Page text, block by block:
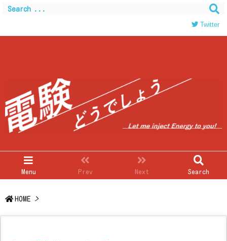
Warning: Trying to access array offset on value of type
/home/c0403866/public_html/kwglab.com/wp-
on line120
Menu Prev Next Search
Twitter
HOME >